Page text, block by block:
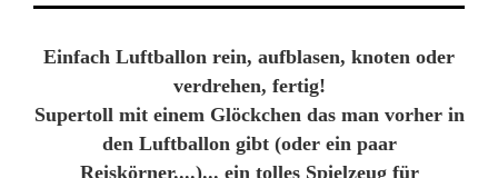
Einfach Luftballon rein, aufblasen, knoten oder
verdrehen, fertig!
Supertoll mit einem Glöckchen das man vorher in
den Luftballon gibt (oder ein paar
Reiskörner....)... ein tolles Spielzeug für